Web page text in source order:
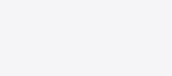
이 친목 중심으로만 운영되다
차갑게 대하거나 욕설을 하는
라지는 건 너무 아쉽습니다.